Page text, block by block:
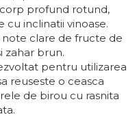
corp profund rotund,
cu inclinatii vinoase.
clare de fructe de
zahar brun.
pentru utilizarea
reuseste o ceasca
de birou cu rasnita